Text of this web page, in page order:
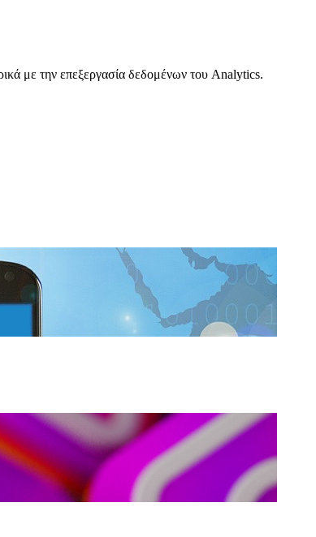
με την επεξεργασία δεδομένων του Analytics.